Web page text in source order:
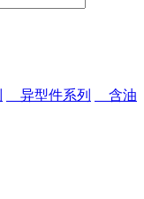
异型件系列
含油